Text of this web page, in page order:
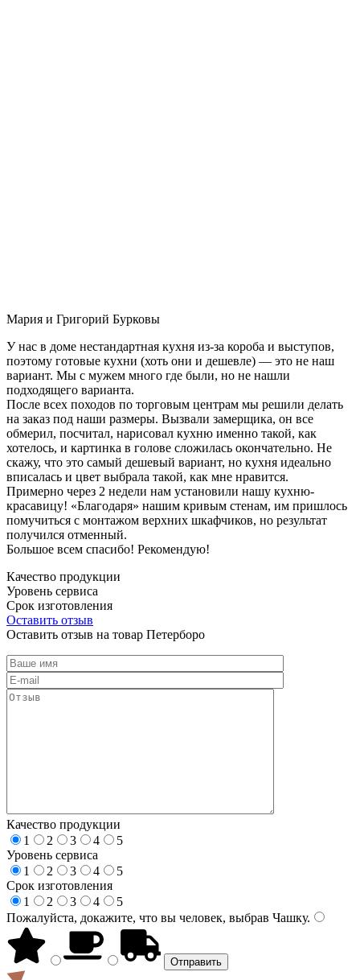
Мария и Григорий Бурковы
У нас в доме нестандартная кухня из-за короба и выступов,
поэтому готовые кухни (хоть они и дешевле) — это не наш
вариант. Мы с мужем много где были, но не нашли
подходящего варианта.
После всех походов по торговым центрам мы решили делать
на заказ под наши размеры. Вызвали замерщика, он все
обмерил, посчитал, нарисовал кухню именно такой, как
хотелось, и картинка в голове сложилась окончательно. Не
скажу, что это самый дешевый вариант, но кухня идеально
вписалась и цвет выбрала такой, как мне нравится.
Примерно через 2 недели нам установили нашу кухню-
красавицу! «Благодаря» нашим кривым стенам, им пришлось
помучиться с монтажом верхних шкафчиков, но результат
получился отменный.
Большое всем спасибо! Рекомендую!
Качество продукции
Уровень сервиса
Срок изготовления
Оставить отзыв
Оставить отзыв на товар Петерборо
Качество продукции
1
2 3 4
5
Уровень сервиса
1
2 3 4
5
Срок изготовления
1
2 3 4
5
Пожалуйста, докажите, что вы человек, выбрав Чашку.